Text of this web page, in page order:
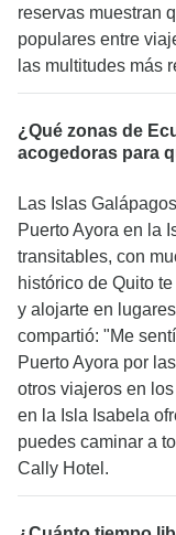
reservas muestran
populares entre
las multitudes más
¿Qué zonas de
acogedoras para
Las Islas
Puerto Ayora en la
transitables, con
histórico de Quito
y alojarte en
compartió: "Me
Puerto Ayora por
otros viajeros en
en la Isla Isabela
puedes caminar a
Cally Hotel.